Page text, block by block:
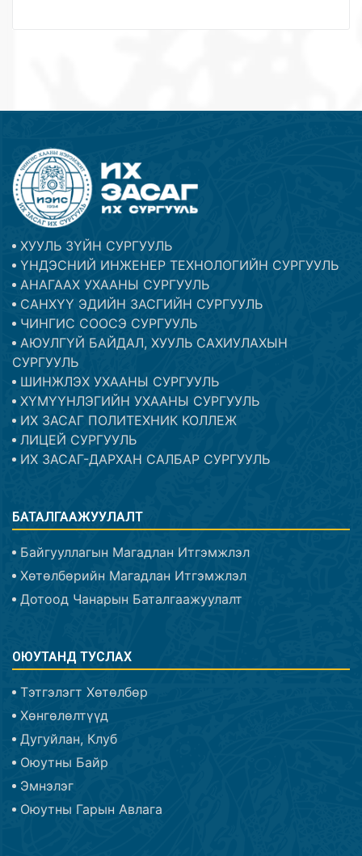
ХУУЛЬ ЗҮЙН СУРГУУЛЬ
ҮНДЭСНИЙ ИНЖЕНЕР ТЕХНОЛОГИЙН СУРГУУЛЬ
АНАГААХ УХААНЫ СУРГУУЛЬ
САНХҮҮ ЭДИЙН ЗАСГИЙН СУРГУУЛЬ
ЧИНГИС СООСЭ СУРГУУЛЬ
АЮУЛГҮЙ БАЙДАЛ, ХУУЛЬ САХИУЛАХЫН
СУРГУУЛЬ
ШИНЖЛЭХ УХААНЫ СУРГУУЛЬ
ХҮМҮҮНЛЭГИЙН УХААНЫ СУРГУУЛЬ
ИХ ЗАСАГ ПОЛИТЕХНИК КОЛЛЕЖ
ЛИЦЕЙ СУРГУУЛЬ
ИХ ЗАСАГ-ДАРХАН САЛБАР СУРГУУЛЬ
БАТАЛГААЖУУЛАЛТ
Байгууллагын Магадлан Итгэмжлэл
Хөтөлбөрийн Магадлан Итгэмжлэл
Дотоод Чанарын Баталгаажуулалт
ОЮУТАНД ТУСЛАХ
Тэтгэлэгт Хөтөлбөр
Хөнгөлөлтүүд
Дугуйлан, Клуб
Оюутны Байр
Эмнэлэг
Оюутны Гарын Авлага